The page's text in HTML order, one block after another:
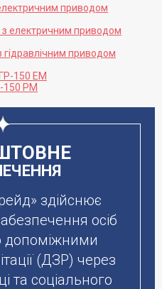
приводом
з електричним приводом
гідравлічним приводом
150 ЕМ
150 РМ
здійснює
осіб
допоміжними
(ДЗР) через
та соціального